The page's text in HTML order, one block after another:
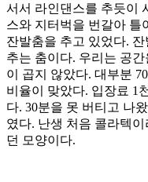
서서 라인댄스를 추듯이
스와 지터벅을 번갈아 틀
잔발춤을 추고 있었다.
추는 춤이다. 우리는 공
이 곱지 않았다. 대부분
비율이 맞았다. 입장료 1
다. 30분을 못 버티고 나
였다. 난생 처음 콜라텍
던 모양이다.